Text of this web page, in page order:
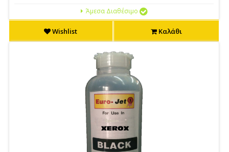
Άμεσα Διαθέσιμο
Wishlist Καλάθι